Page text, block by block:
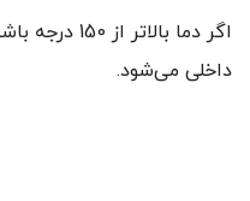
اگر دما
داخلی می‌شود.